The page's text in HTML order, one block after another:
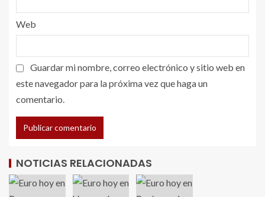
Web
Guardar mi nombre, correo electrónico y sitio web en
este navegador para la próxima vez que haga un
comentario.
NOTICIAS RELACIONADAS